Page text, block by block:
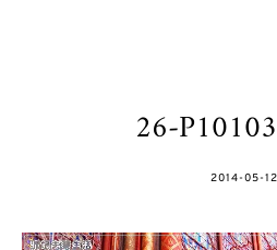
26-
POSTED
2014-05-12